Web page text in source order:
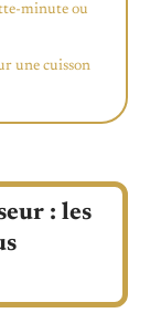
minute ou
une cuisson
: les